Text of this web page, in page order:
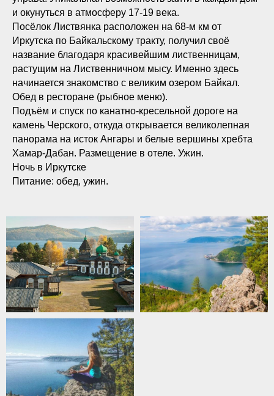
и окунуться в атмосферу 17-19 века.
Посёлок Листвянка расположен на 68-м км от
Иркутска по Байкальскому тракту, получил своё
название благодаря красивейшим лиственницам,
растущим на Лиственничном мысу. Именно здесь
начинается знакомство с великим озером Байкал.
Обед в ресторане (рыбное меню).
Подъём и спуск по канатно-кресельной дороге на
камень Черского, откуда открывается великолепная
панорама на исток Ангары и белые вершины хребта
Хамар-Дабан. Размещение в отеле. Ужин.
Ночь в Иркутске
Питание: обед, ужин.